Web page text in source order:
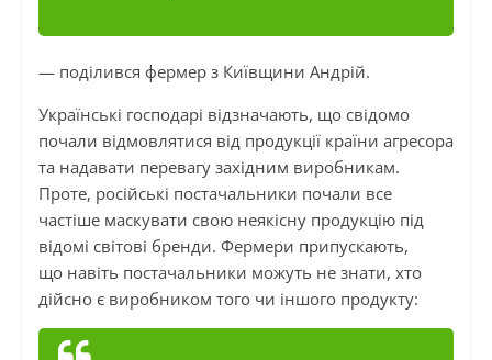
— поділився фермер з Київщини Андрій.
Українські господарі відзначають, що свідомо
почали відмовлятися від продукції країни агресора
та надавати перевагу західним виробникам.
Проте, російські постачальники почали все
частіше маскувати свою неякісну продукцію під
відомі світові бренди. Фермери припускають,
що навіть постачальники можуть не знати, хто
дійсно є виробником того чи іншого продукту: